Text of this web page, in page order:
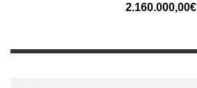
2.160.000,00€